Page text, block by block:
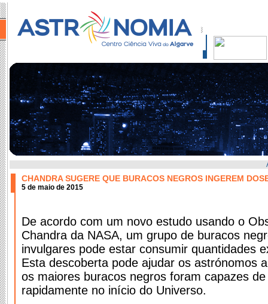
CHANDRA SUGERE QUE BURACOS NEGROS INGEREM
5 de maio de 2015
De acordo com um novo estudo usando o
Chandra da NASA, um grupo de buracos
invulgares pode estar consumir quantidades
Esta descoberta pode ajudar os astrónomos
os maiores buracos negros foram capazes
rapidamente no início do Universo.